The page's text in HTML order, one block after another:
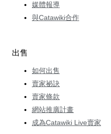
媒體報導
與Catawiki合作
出售
如何出售
賣家祕訣
賣家條款
網站推廣計畫
成為Catawiki Live賣家